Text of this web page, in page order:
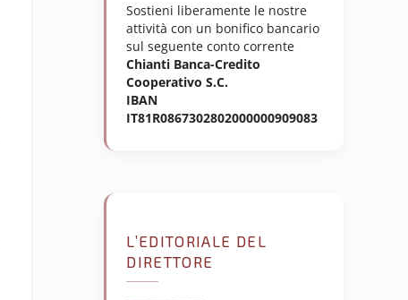
Sostieni liberamente le nostre
attività con un bonifico bancario
sul seguente conto corrente
Chianti Banca-Credito
Cooperativo S.C.
IBAN
IT81R0867302802000000909083
L’EDITORIALE DEL
DIRETTORE